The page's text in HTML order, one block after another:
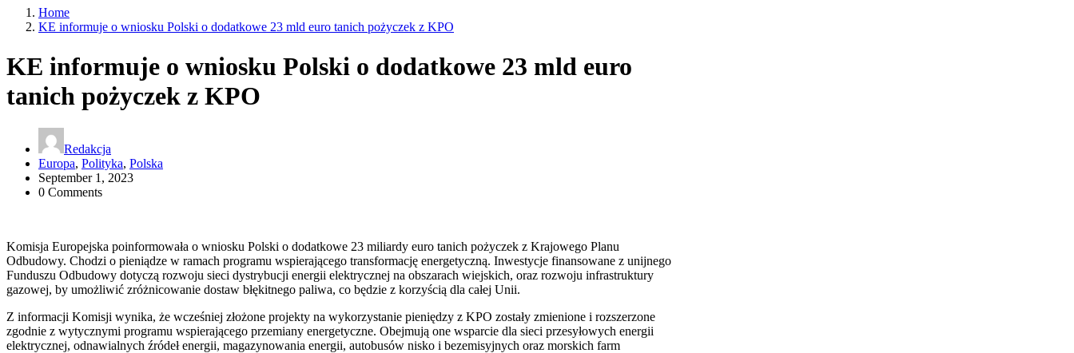
Home
KE informuje o wniosku Polski o dodatkowe 23 mld euro tanich pożyczek z KPO
KE informuje o wniosku Polski o dodatkowe 23 mld euro
tanich pożyczek z KPO
Redakcja
Europa, Polityka, Polska
September 1, 2023
0 Comments
Komisja Europejska poinformowała o wniosku Polski o dodatkowe 23 miliardy euro tanich pożyczek z Krajowego Planu
Odbudowy. Chodzi o pieniądze w ramach programu wspierającego transformację energetyczną. Inwestycje finansowane z unijnego
Funduszu Odbudowy dotyczą rozwoju sieci dystrybucji energii elektrycznej na obszarach wiejskich, oraz rozwoju infrastruktury
gazowej, by umożliwić zróżnicowanie dostaw błękitnego paliwa, co będzie z korzyścią dla całej Unii.
Z informacji Komisji wynika, że wcześniej złożone projekty na wykorzystanie pieniędzy z KPO zostały zmienione i rozszerzone
zgodnie z wytycznymi programu wspierającego przemiany energetyczne. Obejmują one wsparcie dla sieci przesyłowych energii
elektrycznej, odnawialnych źródeł energii, magazynowania energii, autobusów nisko i bezemisyjnych oraz morskich farm